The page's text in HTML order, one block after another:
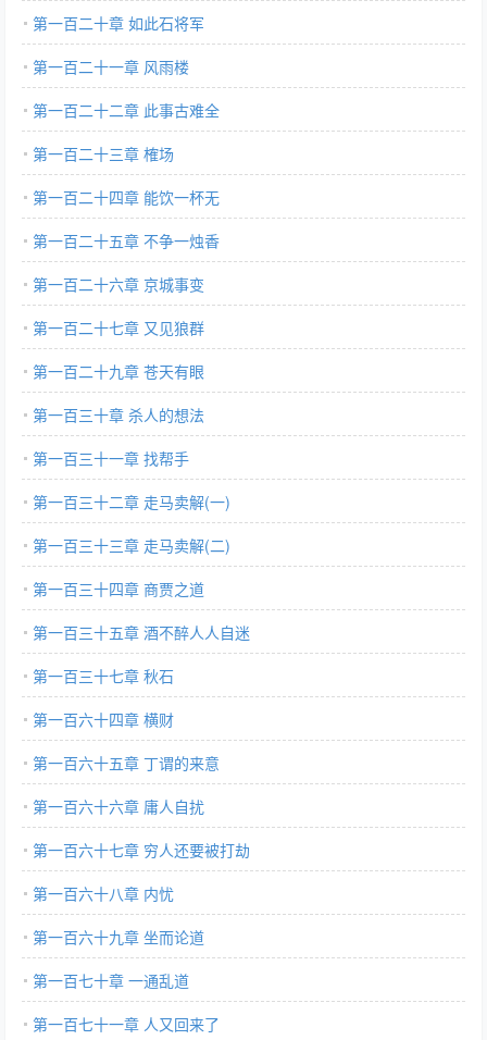
第一百二十章 如此石将军
第一百二十一章 风雨楼
第一百二十二章 此事古难全
第一百二十三章 榷场
第一百二十四章 能饮一杯无
第一百二十五章 不争一烛香
第一百二十六章 京城事变
第一百二十七章 又见狼群
第一百二十九章 苍天有眼
第一百三十章 杀人的想法
第一百三十一章 找帮手
第一百三十二章 走马卖解(一)
第一百三十三章 走马卖解(二)
第一百三十四章 商贾之道
第一百三十五章 酒不醉人人自迷
第一百三十七章 秋石
第一百六十四章 横财
第一百六十五章 丁谓的来意
第一百六十六章 庸人自扰
第一百六十七章 穷人还要被打劫
第一百六十八章 内忧
第一百六十九章 坐而论道
第一百七十章 一通乱道
第一百七十一章 人又回来了